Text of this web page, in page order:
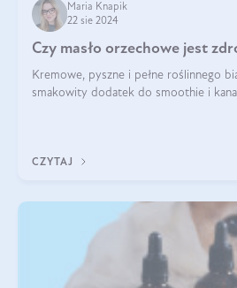
Maria Knapik
22 sie 2024
Czy masło orzechowe jest
Kremowe, pyszne i pełne roślinnego
smakowity dodatek do smoothie i
CZYTAJ